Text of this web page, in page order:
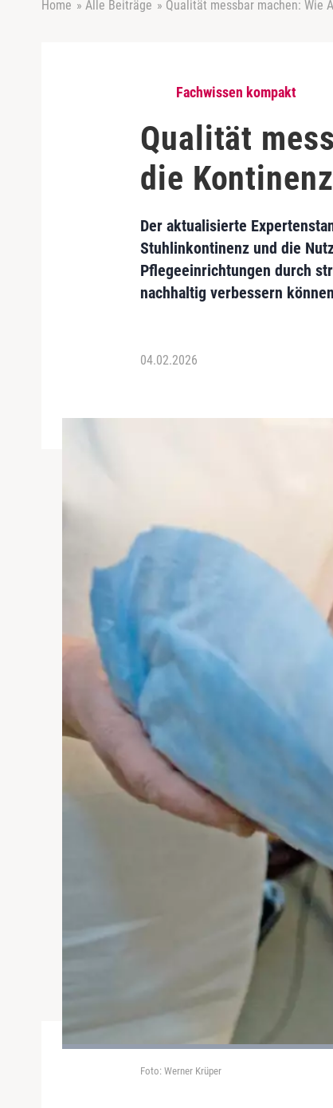
Home » Alle Beiträge » Qualität messbar machen: Wie
Fachwissen kompakt
Qualität
die
Der aktualisierte
Stuhlinkontinenz und die
Pflegeeinrichtungen durch
nachhaltig verbessern
04.02.2026
Foto: Werner Krüper